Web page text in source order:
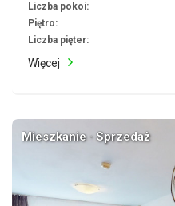
Liczba pokoi:
Piętro:
Liczba pięter:
Więcej
Mieszkanie · Sprzedaż